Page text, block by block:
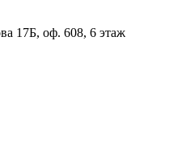
17Б, оф. 608, 6 этаж